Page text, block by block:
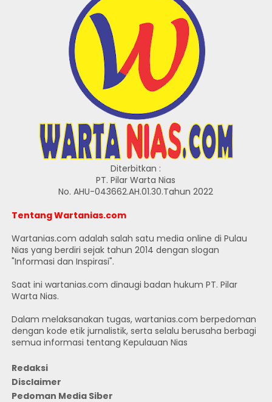
Diterbitkan :
PT. Pilar Warta Nias
No. AHU-043662.AH.01.30.Tahun 2022
Tentang Wartanias.com
Wartanias.com adalah salah satu media online di Pulau
Nias yang berdiri sejak tahun 2014 dengan slogan
"Informasi dan Inspirasi".
Saat ini wartanias.com dinaugi badan hukum PT. Pilar
Warta Nias.
Dalam melaksanakan tugas, wartanias.com berpedoman
dengan kode etik jurnalistik, serta selalu berusaha berbagi
semua informasi tentang Kepulauan Nias
Redaksi
Disclaimer
Pedoman Media Siber